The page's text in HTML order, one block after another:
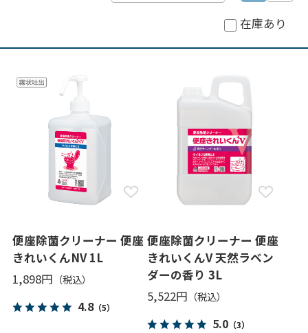
在庫あり
便座除菌クリーナー 便座
きれいくんNV 1L
1,898円
4.8（5）
便座除菌クリーナー 便座
きれいくんV 天然ラベン
ダーの香り 3L
5,522円
5.0（3）